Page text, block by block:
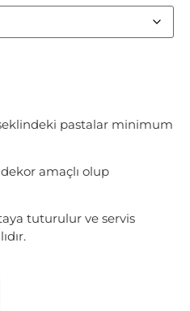
pastalar minimum
amaçlı olup
tuturulur ve servis